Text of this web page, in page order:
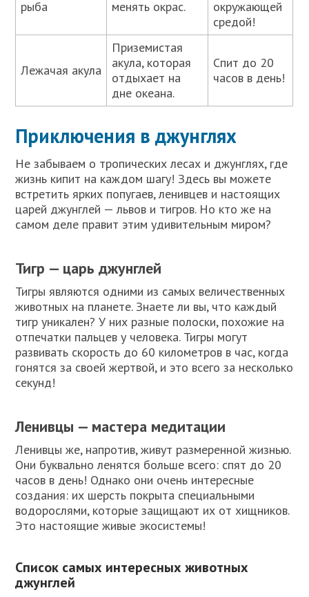
рыба менять окрас.
окружающей
средой!
Лежачая акула
Приземистая
акула, которая
отдыхает на
дне океана.
Спит до 20
часов в день!
Приключения в джунглях
Не забываем о тропических лесах и джунглях, где
жизнь кипит на каждом шагу! Здесь вы можете
встретить ярких попугаев, ленивцев и настоящих
царей джунглей — львов и тигров. Но кто же на
самом деле правит этим удивительным миром?
Тигр — царь джунглей
Тигры являются одними из самых величественных
животных на планете. Знаете ли вы, что каждый
тигр уникален? У них разные полоски, похожие на
отпечатки пальцев у человека. Тигры могут
развивать скорость до 60 километров в час, когда
гонятся за своей жертвой, и это всего за несколько
секунд!
Ленивцы — мастера медитации
Ленивцы же, напротив, живут размеренной жизнью.
Они буквально ленятся больше всего: спят до 20
часов в день! Однако они очень интересные
создания: их шерсть покрыта специальными
водорослями, которые защищают их от хищников.
Это настоящие живые экосистемы!
Список самых интересных животных
джунглей